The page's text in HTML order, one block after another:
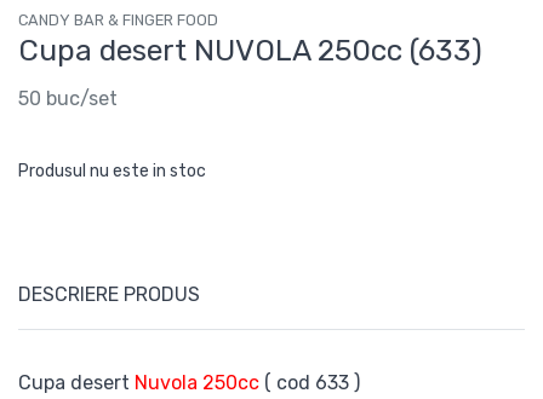
CANDY BAR & FINGER FOOD
Cupa desert NUVOLA 250cc (633)
50 buc/set
Produsul nu este in stoc
DESCRIERE PRODUS
Cupa desert Nuvola 250cc ( cod 633 )